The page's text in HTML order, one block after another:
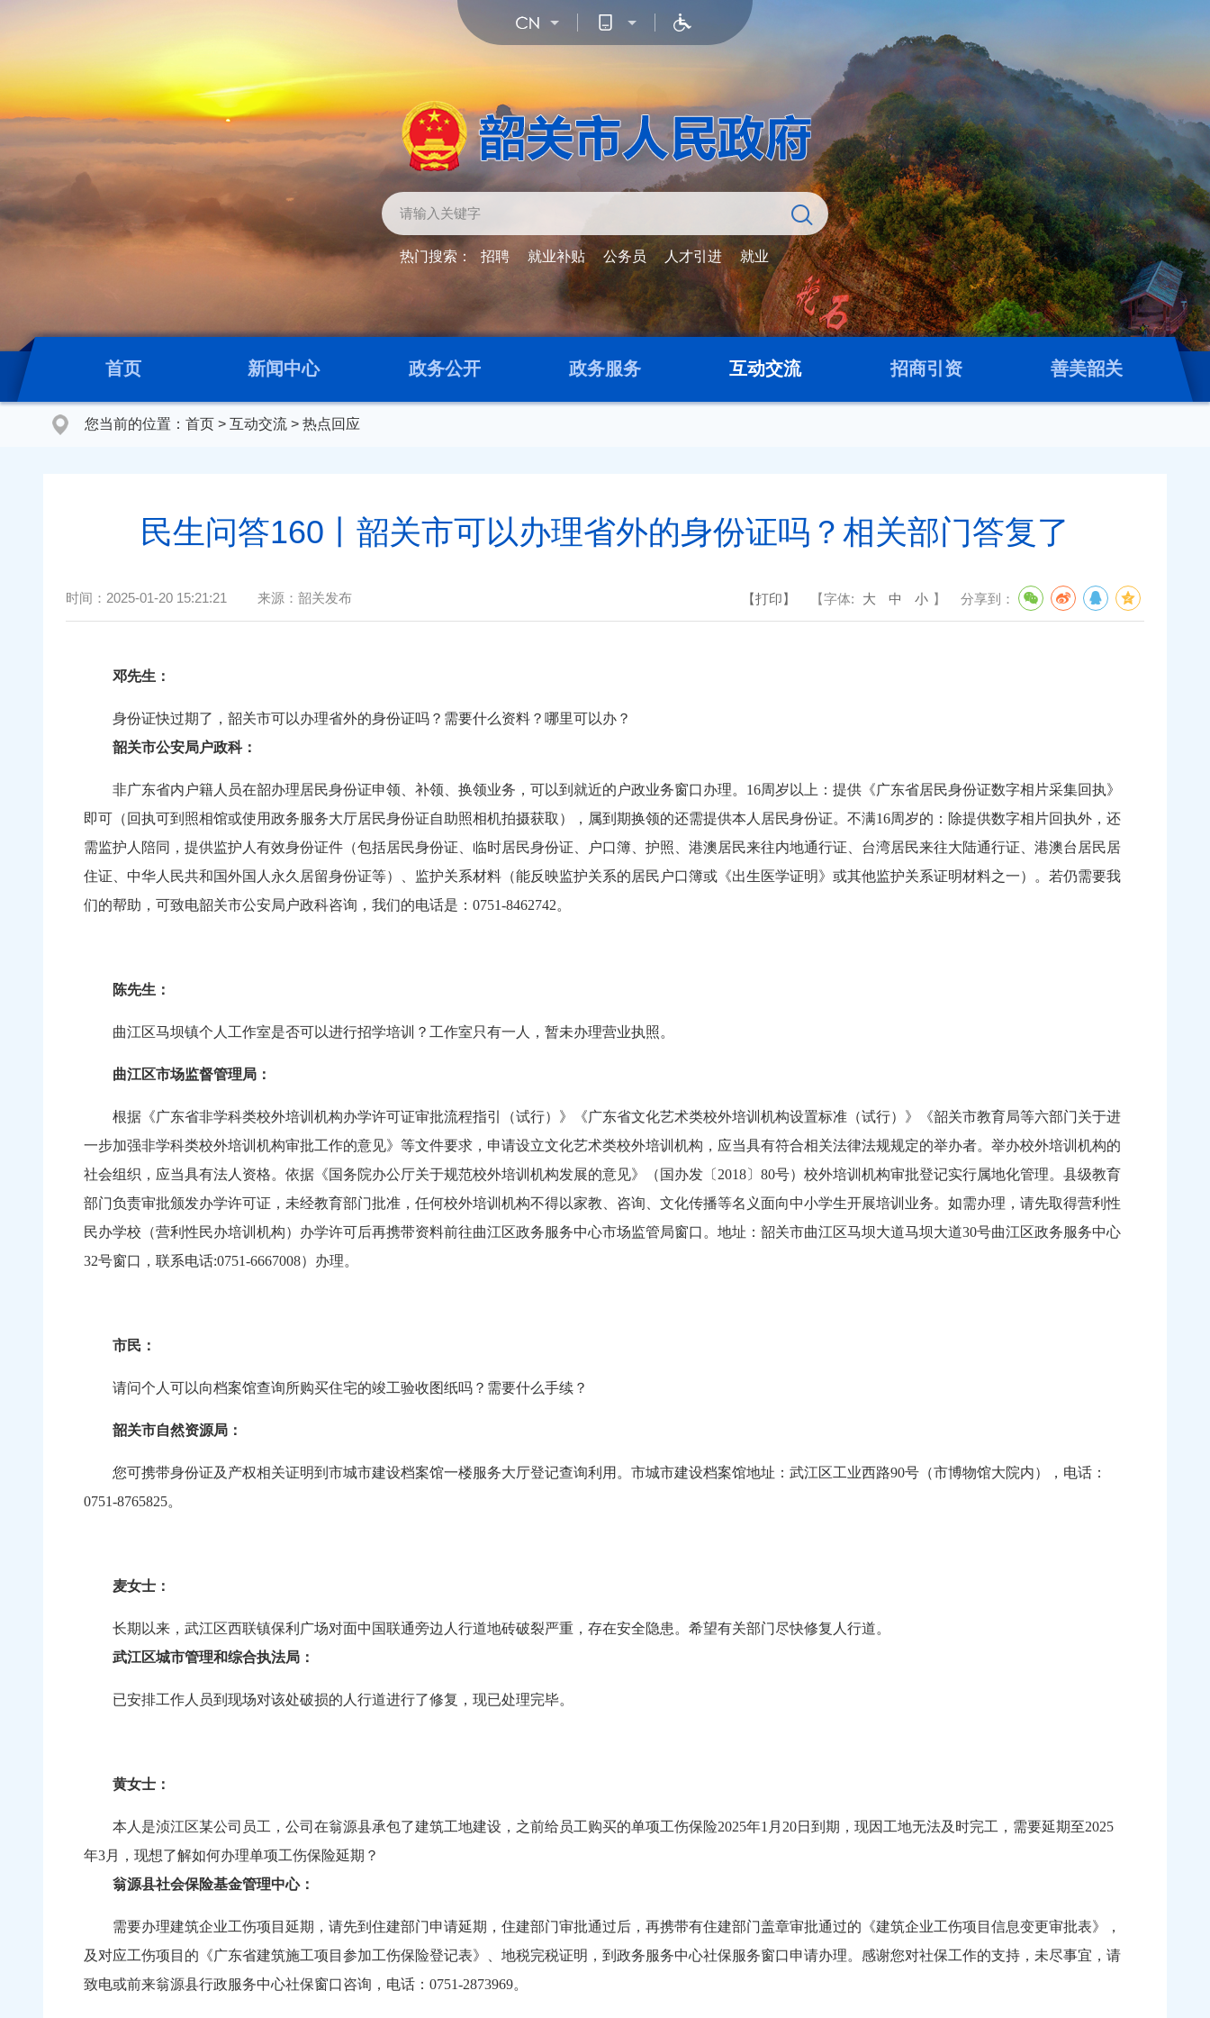
热门搜索： 招聘 就业补贴 公务员 人才引进 就业
首页 新闻中心 政务公开 政务服务 互动交流 招商引资 善美韶关
您当前的位置： 首页 > 互动交流 > 热点回应
民生问答160丨韶关市可以办理省外的身份证吗？相关部门答复了
时间： 2025-01-20 15:21:21 来源： 韶关发布 【打印】 【字体: 大 中 小 】 分享到：
邓先生：
身份证快过期了，韶关市可以办理省外的身份证吗？需要什么资料？哪里可以办？
韶关市公安局户政科：
非广东省内户籍人员在韶办理居民身份证申领、补领、换领业务，可以到就近的户政业务窗口办理。16周岁以上：提供《广东省居民身份证数字相片采集回执》
即可（回执可到照相馆或使用政务服务大厅居民身份证自助照相机拍摄获取），属到期换领的还需提供本人居民身份证。不满16周岁的：除提供数字相片回执外，还
需监护人陪同，提供监护人有效身份证件（包括居民身份证、临时居民身份证、户口簿、护照、港澳居民来往内地通行证、台湾居民来往大陆通行证、港澳台居民居
住证、中华人民共和国外国人永久居留身份证等）、监护关系材料（能反映监护关系的居民户口簿或《出生医学证明》或其他监护关系证明材料之一）。若仍需要我
们的帮助，可致电韶关市公安局户政科咨询，我们的电话是：0751-8462742。
陈先生：
曲江区马坝镇个人工作室是否可以进行招学培训？工作室只有一人，暂未办理营业执照。
曲江区市场监督管理局：
根据《广东省非学科类校外培训机构办学许可证审批流程指引（试行）》《广东省文化艺术类校外培训机构设置标准（试行）》《韶关市教育局等六部门关于进
一步加强非学科类校外培训机构审批工作的意见》等文件要求，申请设立文化艺术类校外培训机构，应当具有符合相关法律法规规定的举办者。举办校外培训机构的
社会组织，应当具有法人资格。依据《国务院办公厅关于规范校外培训机构发展的意见》（国办发〔2018〕80号）校外培训机构审批登记实行属地化管理。县级教育
部门负责审批颁发办学许可证，未经教育部门批准，任何校外培训机构不得以家教、咨询、文化传播等名义面向中小学生开展培训业务。如需办理，请先取得营利性
民办学校（营利性民办培训机构）办学许可后再携带资料前往曲江区政务服务中心市场监管局窗口。地址：韶关市曲江区马坝大道马坝大道30号曲江区政务服务中心
32号窗口，联系电话:0751-6667008）办理。
市民：
请问个人可以向档案馆查询所购买住宅的竣工验收图纸吗？需要什么手续？
韶关市自然资源局：
您可携带身份证及产权相关证明到市城市建设档案馆一楼服务大厅登记查询利用。市城市建设档案馆地址：武江区工业西路90号（市博物馆大院内），电话：
0751-8765825。
麦女士：
长期以来，武江区西联镇保利广场对面中国联通旁边人行道地砖破裂严重，存在安全隐患。希望有关部门尽快修复人行道。
武江区城市管理和综合执法局：
已安排工作人员到现场对该处破损的人行道进行了修复，现已处理完毕。
黄女士：
本人是浈江区某公司员工，公司在翁源县承包了建筑工地建设，之前给员工购买的单项工伤保险2025年1月20日到期，现因工地无法及时完工，需要延期至2025
年3月，现想了解如何办理单项工伤保险延期？
翁源县社会保险基金管理中心：
需要办理建筑企业工伤项目延期，请先到住建部门申请延期，住建部门审批通过后，再携带有住建部门盖章审批通过的《建筑企业工伤项目信息变更审批表》，
及对应工伤项目的《广东省建筑施工项目参加工伤保险登记表》、地税完税证明，到政务服务中心社保服务窗口申请办理。感谢您对社保工作的支持，未尽事宜，请
致电或前来翁源县行政服务中心社保窗口咨询，电话：0751-2873969。